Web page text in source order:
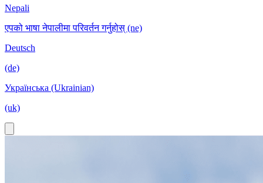
Nepali
एपको भाषा नेपालीमा परिवर्तन गर्नुहोस् (ne)
Deutsch
(de)
Українська (Ukrainian)
(uk)